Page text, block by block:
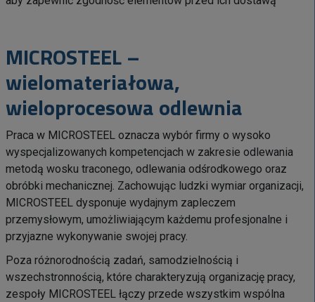
MICROSTEEL –
wielomateriałowa,
wieloprocesowa odlewnia
Praca w MICROSTEEL oznacza wybór firmy o wysoko
wyspecjalizowanych kompetencjach w zakresie odlewania
metodą wosku traconego, odlewania odśrodkowego oraz
obróbki mechanicznej. Zachowując ludzki wymiar organizacji,
MICROSTEEL dysponuje wydajnym zapleczem
przemysłowym, umożliwiającym każdemu profesjonalne i
przyjazne wykonywanie swojej pracy.
Poza różnorodnością zadań, samodzielnością i
wszechstronnością, które charakteryzują organizację pracy,
zespoły MICROSTEEL łączy przede wszystkim wspólna